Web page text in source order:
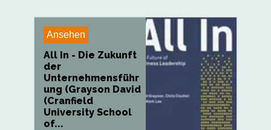
Ansehen
All In - Die Zukunft
der
Unternehmensführ
ung (Grayson David
(Cranfield
University School
of...